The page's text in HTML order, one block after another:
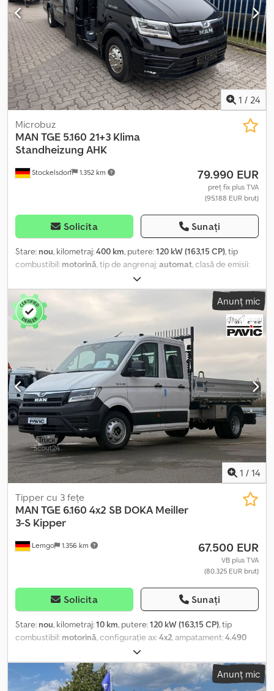
pentru fiecare pasager * Porturi USB * Iluminat LED la interior *
Suport pentru bagaje * Bare de susținere * Sistem de șine *
Spătare reglabile * Portbagaj mărit * Izolație * etc. * Finanțare
posibilă * Achiziționare cu vehicul la schimb posibilă * Vânzare
intermediară, erori și modificări rezervate Echipare: Încălzire
staționară Reglare viteză: Tempomat Climatizare: Aer condiționat
Siguranță: ABS Dodpfxey Numwj Aa Ijkr * ESP
1 / 24
Stockelsdorf 1.352 km
Microbuz
MAN TGE 5.160 21+3 Klima
Standheizung AHK
79.990 EUR
preț fix plus TVA
(95.188 EUR brut)
Solicita Sunați
Stare: nou, kilometraj:400 km, putere:120 kW (163,15 CP), tip
combustibil: motorină, tip de angrenaj:automat, clasă de emisii:
, număr de locuri:
Dotări:ABS, aer condiționat, filtru de particule, program
electronic de stabilitate (ESP), încălzitor staționar
, * MAN TGE
5.180 * Vehicul la comandă * Cutie de viteze automată * Faruri
LED * Tempomat * Scaun șofer cu suspensie * Volan
multifuncțional * Cârlig de remorcare * Sisteme de asistență *
Cameră pentru mers înapoi * 21+3 locuri * Ușă de acces electrică
* Încălzire pentru compartimentul pasagerilor * Aer condiționat
montat pe acoperiș * Ventilație pentru fiecare pasager * Porturi
USB * Iluminare LED în interior * Suport pentru bagaje * Bare de
susținere * Sistem de șine Dksdpfx Aeyyrxfja Ier * Spătare
reglabile * Portbagaj mărit * Izolație * etc. * Finanțare posibilă *
Posibilitate de trade-in * Vânzare intermediară, erori și modificări
rezervate
Anunț mic
1 / 14
Lemgo 1.356 km
Tipper cu 3 fețe
MAN TGE 6.160 4x2 SB DOKA Meiller
3-S Kipper
67.500 EUR
VB plus TVA
(80.325 EUR brut)
Solicita Sunați
Stare: nou, kilometraj:10 km, putere:120 kW (163,15 CP), tip
combustibil: motorină, configurație ax:4x2, ampatament:4.490
, culoare:
numărul de trepte de viteză:6, clasă de emisii:Euro 6, An de
fabricație:
2025, Dotări:ABS, Bluetooth, aer condiționat, airbag,
blocare diferențial, computer de bord, controlul tracțiunii,
Anunț mic